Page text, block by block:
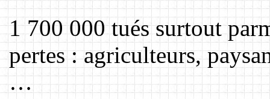
1 700 000 tués surtout
pertes : agriculteurs,
…